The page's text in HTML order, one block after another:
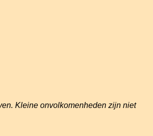
Kleine onvolkomenheden zijn niet